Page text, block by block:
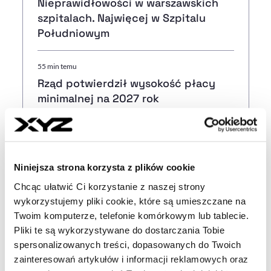
Niniejsza strona korzysta z plików cookie
Chcąc ułatwić Ci korzystanie z naszej strony
wykorzystujemy pliki cookie, które są umieszczane na
Twoim komputerze, telefonie komórkowym lub tablecie.
Pliki te są wykorzystywane do dostarczania Tobie
spersonalizowanych treści, dopasowanych do Twoich
zainteresowań artykułów i informacji reklamowych oraz
szpitalach. Najwięcej w Szpitalu
Południowym
55 min temu
Rząd potwierdził wysokość płacy
minimalnej na 2027 rok
19:24
budowę sali balowej przy Białym
18:26
Niemcy. Rada Bezpieczeństwa
Narodowego obradowała w sprawie
drona na lotnisku w Lipsku